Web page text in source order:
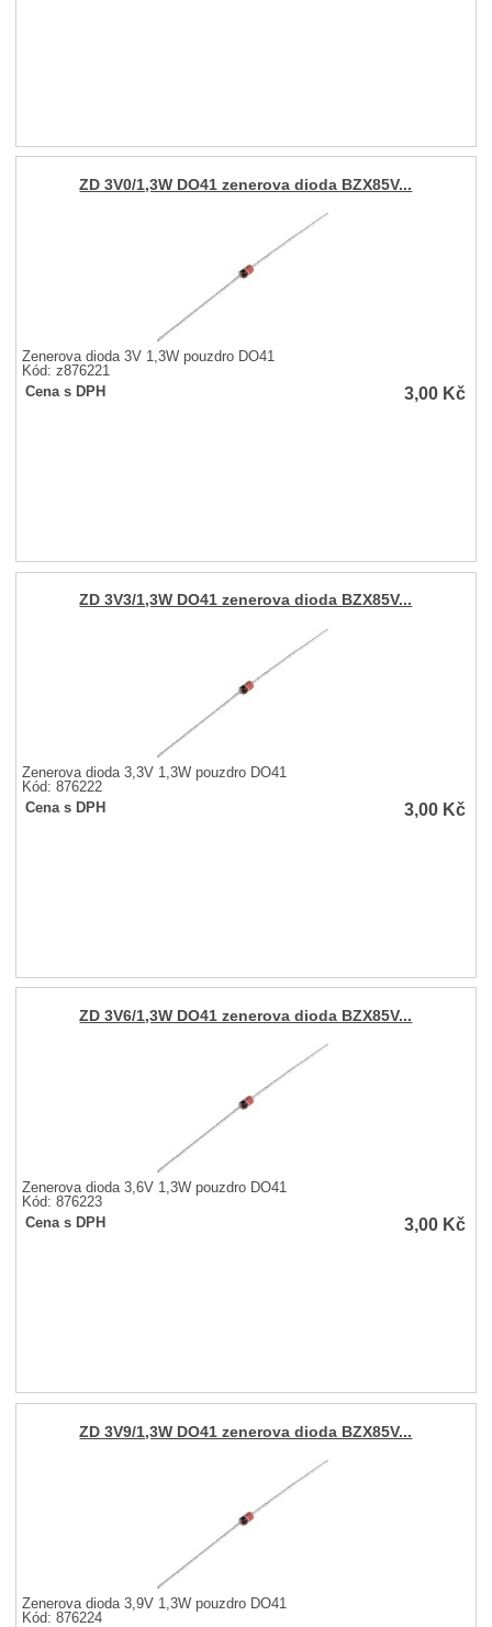
ZD 3V0/1,3W DO41 zenerova dioda BZX85V...
Zenerova dioda 3V 1,3W pouzdro DO41
Kód: z876221
Cena s DPH
3,00 Kč
ZD 3V3/1,3W DO41 zenerova dioda BZX85V...
Zenerova dioda 3,3V 1,3W pouzdro DO41
Kód: 876222
Cena s DPH
3,00 Kč
ZD 3V6/1,3W DO41 zenerova dioda BZX85V...
Zenerova dioda 3,6V 1,3W pouzdro DO41
Kód: 876223
Cena s DPH
3,00 Kč
ZD 3V9/1,3W DO41 zenerova dioda BZX85V...
Zenerova dioda 3,9V 1,3W pouzdro DO41
Kód: 876224